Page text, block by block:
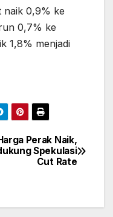
naik 0,9% ke
0,7% ke
1,8% menjadi
Perak Naik,
Spekulasi
Cut Rate